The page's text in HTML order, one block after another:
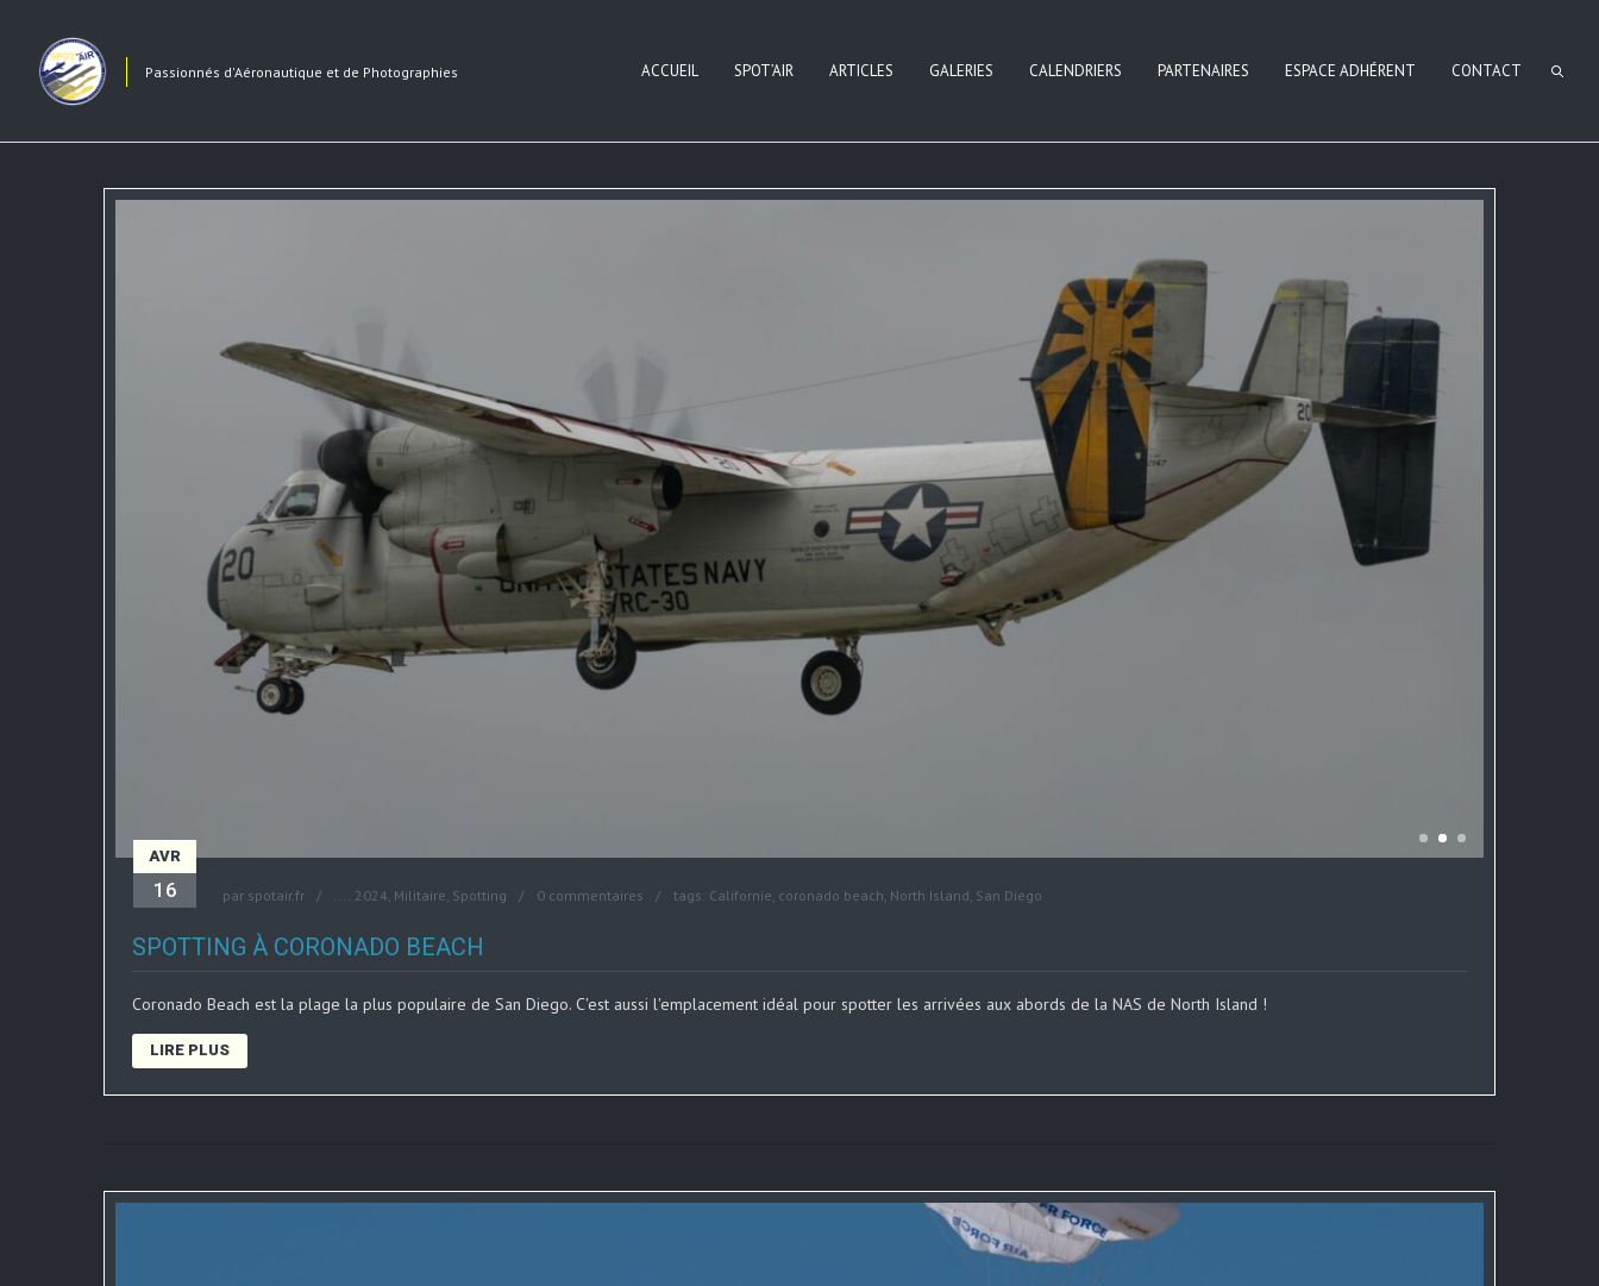
Passionnés d'Aéronautique et de Photographies ACCUEIL SPOT’AIR ARTICLES GALERIES CALENDRIERS PARTENAIRES ESPACE ADHÉRENT CONTACT
AVR
16 par spotair.fr .... 2024, Militaire, Spotting 0 commentaires tags: Californie, coronado beach, North Island, San Diego
SPOTTING À CORONADO BEACH
Coronado Beach est la plage la plus populaire de San Diego. C'est aussi l'emplacement idéal pour spotter les arrivées aux abords de la NAS de North Island !
LIRE PLUS